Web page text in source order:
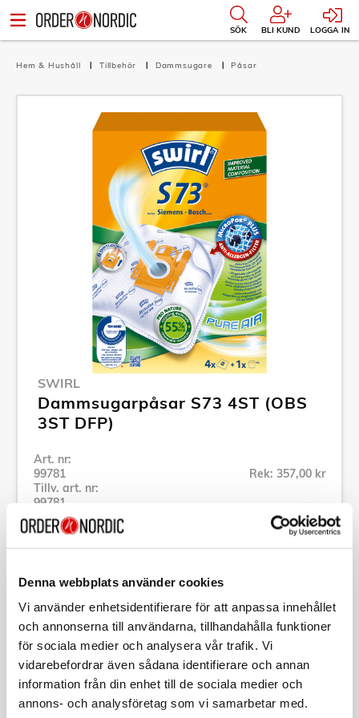
Denna webbplats använder cookies
Vi använder enhetsidentifierare för att anpassa innehållet
och annonserna till användarna, tillhandahålla funktioner
för sociala medier och analysera vår trafik. Vi
vidarebefordrar även sådana identifierare och annan
information från din enhet till de sociala medier och
annons- och analysföretag som vi samarbetar med.
SÖK BLI KUND LOGGA IN
Hem & Hushåll Tillbehör Dammsugare Påsar
SWIRL
Dammsugarpåsar S73 4ST (OBS
3ST DFP)
Art. nr:
99781
Tillv. art. nr:
99781
Rek: 357,00 kr
Se alla produkter inom Swirl
Specifikation
Art. nr:99781
Tillv. art. nr:
99781
EAN-kod: